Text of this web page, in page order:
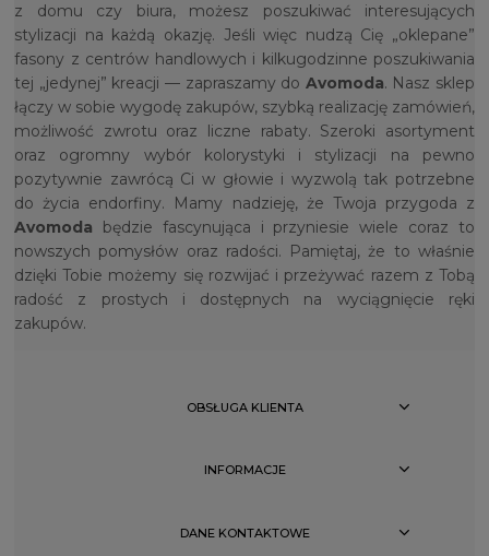
z domu czy biura, możesz poszukiwać interesujących
stylizacji na każdą okazję. Jeśli więc nudzą Cię „oklepane”
fasony z centrów handlowych i kilkugodzinne poszukiwania
tej „jedynej” kreacji — zapraszamy do Avomoda. Nasz sklep
łączy w sobie wygodę zakupów, szybką realizację zamówień,
możliwość zwrotu oraz liczne rabaty. Szeroki asortyment
oraz ogromny wybór kolorystyki i stylizacji na pewno
pozytywnie zawrócą Ci w głowie i wyzwolą tak potrzebne
do życia endorfiny. Mamy nadzieję, że Twoja przygoda z
Avomoda będzie fascynująca i przyniesie wiele coraz to
nowszych pomysłów oraz radości. Pamiętaj, że to właśnie
dzięki Tobie możemy się rozwijać i przeżywać razem z Tobą
radość z prostych i dostępnych na wyciągnięcie ręki
zakupów.
OBSŁUGA KLIENTA
INFORMACJE
DANE KONTAKTOWE